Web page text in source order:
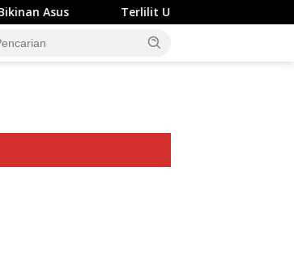
Terlilit Utang Rp303 Triliun, Rekening